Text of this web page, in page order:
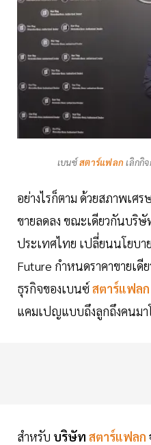
เบนซ์สตาร์แฟลกเลิกกิ
อย่างไรก็ตาม ด้วยสภาพเศ
ขายลดลง ขณะเดียวกันบริ
ประเทศไทย เปลี่ยนนโยบา
Future กำหนดราคาขายเดี
ธุรกิจของเบนซ์สตาร์แฟลก
แคมเปญแบบถึงลูกถึงคนมา
สำหรับ บริษัท สตาร์แฟลก